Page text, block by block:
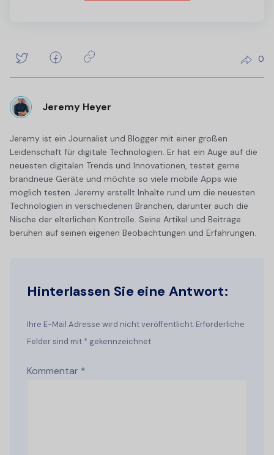
0
Jeremy Heyer
Jeremy ist ein Journalist und Blogger mit einer großen
Leidenschaft für digitale Technologien. Er hat ein Auge auf die
neuesten digitalen Trends und Innovationen, testet gerne
brandneue Geräte und möchte so viele mobile Apps wie
möglich testen. Jeremy erstellt Inhalte rund um die neuesten
Technologien in verschiedenen Branchen, darunter auch die
Nische der elterlichen Kontrolle. Seine Artikel und Beiträge
beruhen auf seinen eigenen Beobachtungen und Erfahrungen.
Hinterlassen Sie eine Antwort:
Ihre E-Mail Adresse wird nicht veröffentlicht. Erforderliche
Felder sind mit * gekennzeichnet
Kommentar *